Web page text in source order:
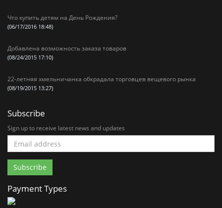
Что купить детям на День Рождения?
(06/17/2016 18:48)
Добавлена возможность заказа товаров
(08/24/2015 17:10)
22-летняя хмельничанка обкрадала торговцев вещевого рынка
(08/19/2015 13:27)
Subscribe
Sign up to receive latest news and updates
Payment Types